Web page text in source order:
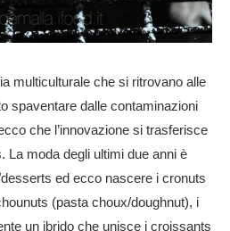
multiculturale che si ritrovano alle
spaventare dalle contaminazioni
che l’innovazione si trasferisce
La moda degli ultimi due anni è
ed ecco nascere i cronuts
(pasta choux/doughnut), i
un ibrido che unisce i croissants